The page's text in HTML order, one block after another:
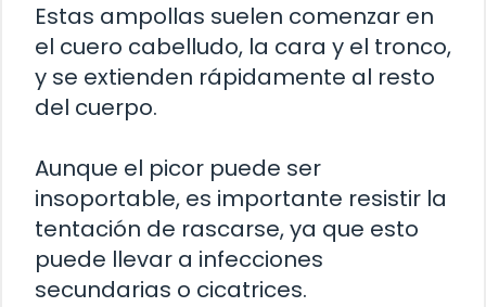
Estas ampollas suelen comenzar en
el cuero cabelludo, la cara y el tronco,
y se extienden rápidamente al resto
del cuerpo.
Aunque el picor puede ser
insoportable, es importante resistir la
tentación de rascarse, ya que esto
puede llevar a infecciones
secundarias o cicatrices.